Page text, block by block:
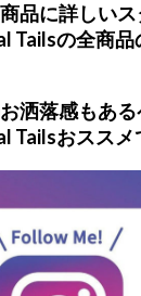
品に詳しい
Tailsの全商
洒落感もあ
Tailsおススメ